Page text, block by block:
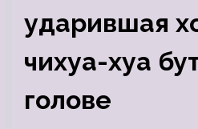
ударившая
чихуа-хуа
голове